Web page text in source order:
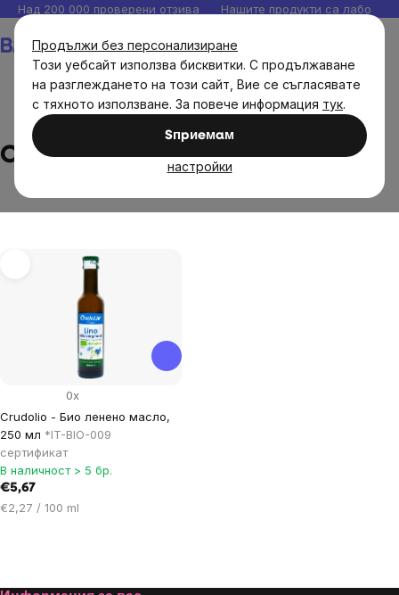
Продължи без персонализиране
Този уебсайт използва бисквитки. С продължаване
на разглеждането на този сайт, Вие се съгласявате
с тяхното използване. За повече информация тук.
Sпpиeмaм
настройки
Прескочи
към
съдържанието
Над 200 000 проверени отзива Нашите продукти са
Crudolio
products
Crudolio - Био ленено масло,
250 мл *IT-BIO-009
сертификат
0x
В наличност > 5 бр.
€5,67
Цена
€2,27 / 100 ml
controls